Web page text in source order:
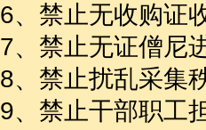
6、禁止无收购证
7、禁止无证僧尼
8、禁止扰乱采集
9、禁止干部职工